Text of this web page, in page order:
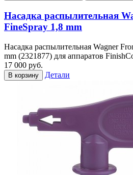
Насадка распылительная
FineSpray 1,8 mm
Насадка распылительная Wagner
mm (2321877) для аппаратов
17 000 руб.
В корзину Детали